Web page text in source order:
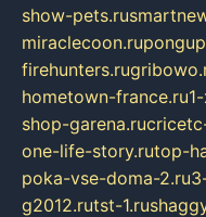
show-pets.ru
miraclecoon.ru
firehunters.ru
hometown-france.ru
shop-garena.ru
one-life-story.rutop-
poka-vse-doma-2.ru
g2012.rutst-1.ru